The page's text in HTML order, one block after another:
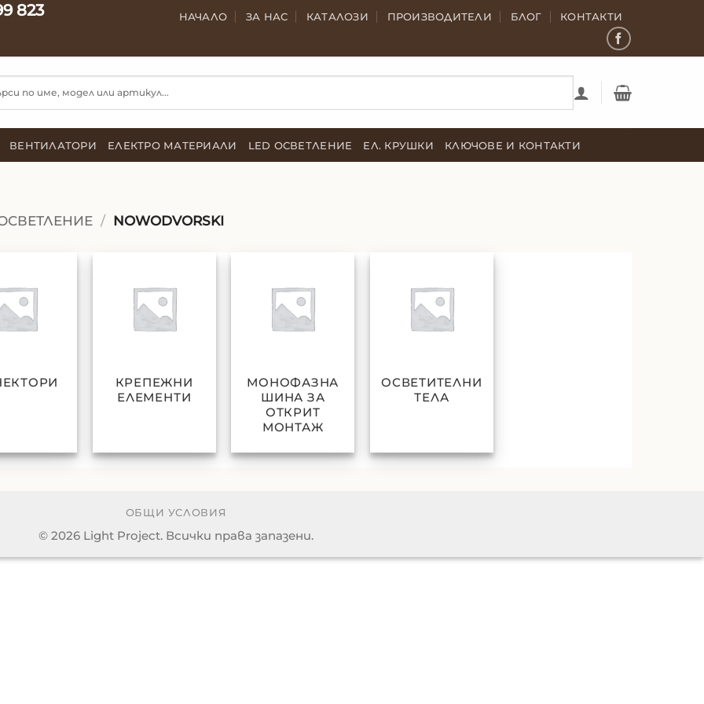
823
НАЧАЛО ЗА НАС КАТАЛОЗИ ПРОИЗВОДИТЕЛИ БЛОГ КОНТАКТИ
ВЕНТИЛАТОРИ ЕЛЕКТРО МАТЕРИАЛИ LED ОСВЕТЛЕНИЕ ЕЛ. КРУШКИ КЛЮЧОВЕ И КОНТАКТИ
/ NOWODVORSKI
КРЕПЕЖНИ
ЕЛЕМЕНТИ
МОНОФАЗНА
ШИНА ЗА
ОТКРИТ
МОНТАЖ
ОСВЕТИТЕЛНИ
ТЕЛА
ОБЩИ УСЛОВИЯ
© 2026 Light Project. Всички права запазени.